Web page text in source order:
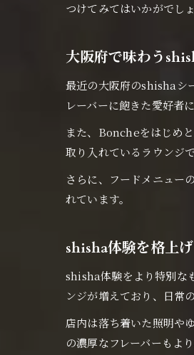
つけてみてはいかがでしょ
大阪府で味わう
最近の大阪府のshishaシ
レーバーに飽きた愛好者
また、Boncheをはじめ
取り入れているラウンジ
さらに、フードメニュー
れています。
shisha体験を格上
shisha体験をより特別な
ンジが増えており、日常
店内は落ち着いた照明や
の濃厚なフレーバーもよ